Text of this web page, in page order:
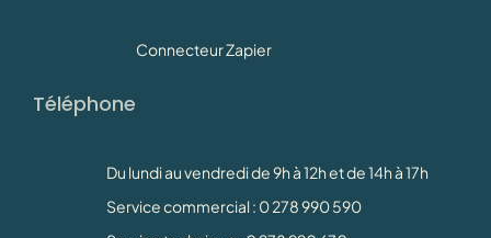
Connecteur Zapier
Téléphone
Du lundi au vendredi de 9h à 12h et de 14h à 17h
Service commercial : 0 278 990 590